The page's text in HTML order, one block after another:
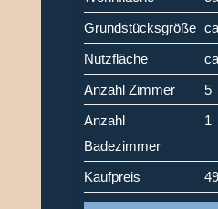
Grundstücksgröße
Nutzfläche
Anzahl Zimmer
5
Anzahl
Badezimmer
1
Kaufpreis